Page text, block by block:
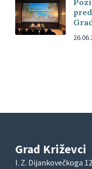
Grad Križevci
I. Z. Dijankovečkoga 12